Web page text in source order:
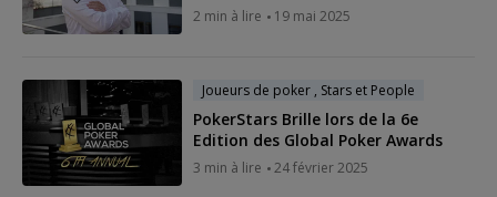
2 min à lire 19 mai 2025
Joueurs de poker , Stars et People
PokerStars Brille lors de la 6e
Edition des Global Poker Awards
3 min à lire 24 février 2025